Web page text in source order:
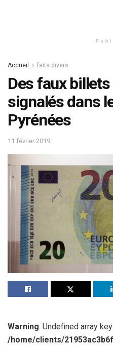
Accueil faits divers
Des faux
signalés dans
Pyrénées
11 février 2019
Warning: Undefined array
/home/clients/